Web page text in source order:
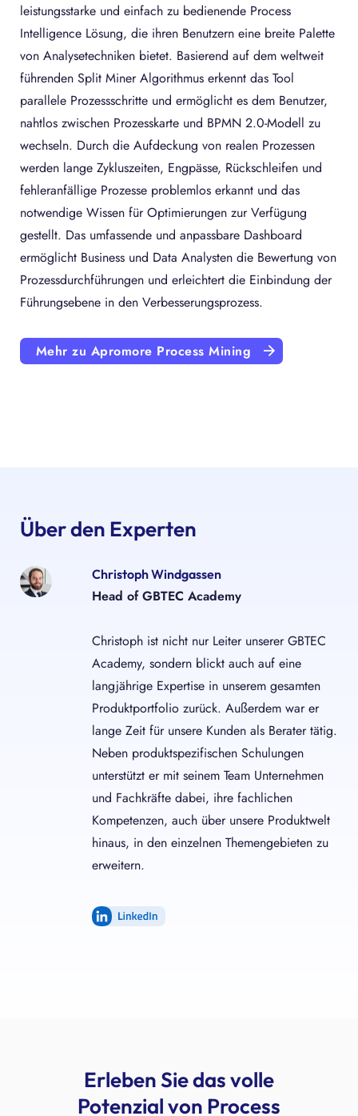
leistungsstarke und einfach zu bedienende Process
Intelligence Lösung, die ihren Benutzern eine breite Palette
von Analysetechniken bietet. Basierend auf dem weltweit
führenden Split Miner Algorithmus erkennt das Tool
parallele Prozessschritte und ermöglicht es dem Benutzer,
nahtlos zwischen Prozesskarte und BPMN 2.0-Modell zu
wechseln. Durch die Aufdeckung von realen Prozessen
werden lange Zykluszeiten, Engpässe, Rückschleifen und
fehleranfällige Prozesse problemlos erkannt und das
notwendige Wissen für Optimierungen zur Verfügung
gestellt. Das umfassende und anpassbare Dashboard
ermöglicht Business und Data Analysten die Bewertung von
Prozessdurchführungen und erleichtert die Einbindung der
Führungsebene in den Verbesserungsprozess.
Mehr zu Apromore Process Mining
Über den Experten
Christoph Windgassen
Head of GBTEC Academy
Christoph ist nicht nur Leiter unserer GBTEC
Academy, sondern blickt auch auf eine
langjährige Expertise in unserem gesamten
Produktportfolio zurück. Außerdem war er
lange Zeit für unsere Kunden als Berater tätig.
Neben produktspezifischen Schulungen
unterstützt er mit seinem Team Unternehmen
und Fachkräfte dabei, ihre fachlichen
Kompetenzen, auch über unsere Produktwelt
hinaus, in den einzelnen Themengebieten zu
erweitern.
Erleben Sie das volle
Potenzial von Process